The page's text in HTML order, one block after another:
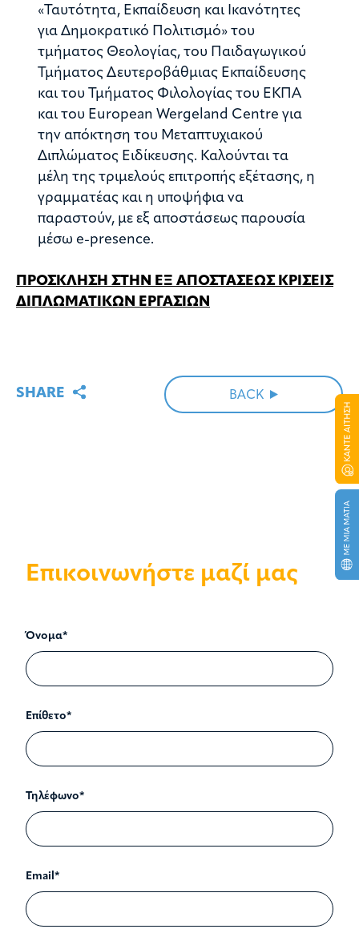
«Ταυτότητα, Εκπαίδευση και Ικανότητες
για Δημοκρατικό Πολιτισμό» του
τμήματος Θεολογίας, του Παιδαγωγικού
Τμήματος Δευτεροβάθμιας Εκπαίδευσης
και του Τμήματος Φιλολογίας του ΕΚΠΑ
και του European Wergeland Centre για
την απόκτηση του Μεταπτυχιακού
Διπλώματος Ειδίκευσης. Καλούνται τα
μέλη της τριμελούς επιτροπής εξέτασης, η
γραμματέας και η υποψήφια να
παραστούν, με εξ αποστάσεως παρουσία
μέσω e-presence.
ΠΡΟΣΚΛΗΣΗ ΣΤΗΝ ΕΞ ΑΠΟΣΤΑΣΕΩΣ ΚΡΙΣΕΙΣ
ΔΙΠΛΩΜΑΤΙΚΩΝ ΕΡΓΑΣΙΩΝ
SHARE BACK
Επικοινωνήστε μαζί μας
Όνομα*
Επίθετο*
Τηλέφωνο*
Email*